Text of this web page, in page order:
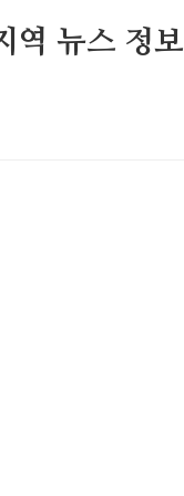
역 뉴스 정보